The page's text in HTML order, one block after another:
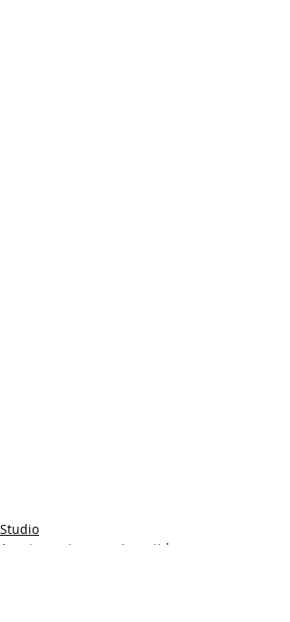
Studio
Apartamentos para investidores